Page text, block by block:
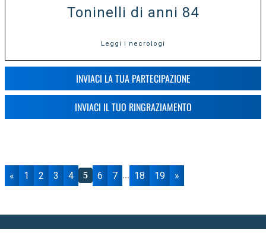
Toninelli di anni 84
Leggi i necrologi
INVIACI LA TUA PARTECIPAZIONE
INVIACI IL TUO RINGRAZIAMENTO
« 1 2 3 4 5 6 7 ... 18 19 »